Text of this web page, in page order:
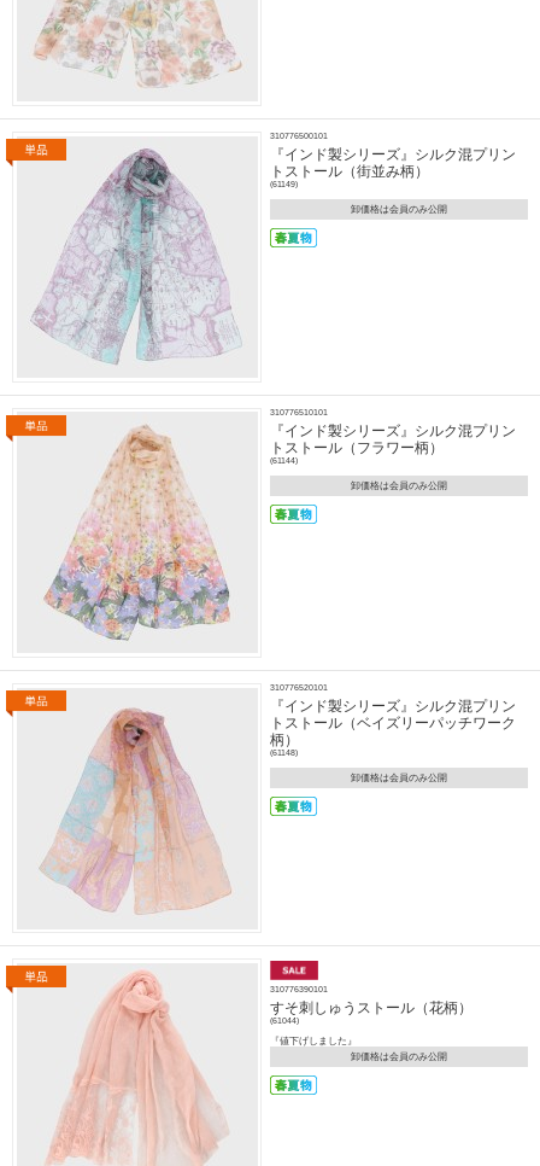
310776500101
『インド製シリーズ』シルク混プリン
トストール（街並み柄）
(61149)
卸価格は会員のみ公開
310776510101
『インド製シリーズ』シルク混プリン
トストール（フラワー柄）
(61144)
卸価格は会員のみ公開
310776520101
『インド製シリーズ』シルク混プリン
トストール（ベイズリーパッチワーク
柄）
(61148)
卸価格は会員のみ公開
310776390101
すそ刺しゅうストール（花柄）
(61044)
『値下げしました』
卸価格は会員のみ公開